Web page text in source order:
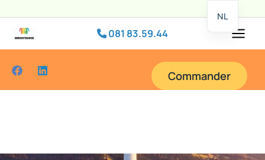
contenu
081 83.59.44
Commander
NL